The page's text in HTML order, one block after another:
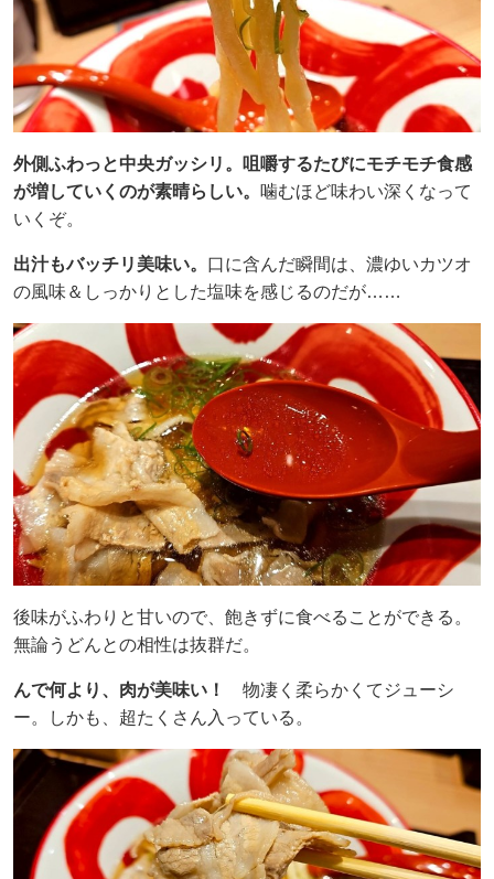
外側ふわっと中央ガッシリ。咀嚼するたびにモチモチ食感
が増していくのが素晴らしい。
噛むほど味わい深くなって
いくぞ。
出汁もバッチリ美味い。 口に含んだ瞬間は、濃ゆいカツオ
の風味＆しっかりとした塩味を感じるのだが……
後味がふわりと甘いので、飽きずに食べることができる。
無論うどんとの相性は抜群だ。
んで何より、肉が美味い！
物凄く柔らかくてジューシ
ー。しかも、超たくさん入っている。